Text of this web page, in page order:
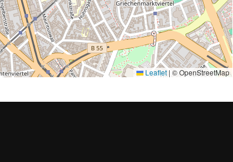
Leaflet | © OpenStreetMap